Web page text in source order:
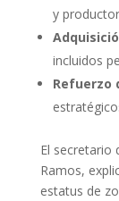
y
incluidos
Refuerzo
El secretario
Ramos,
estatus de